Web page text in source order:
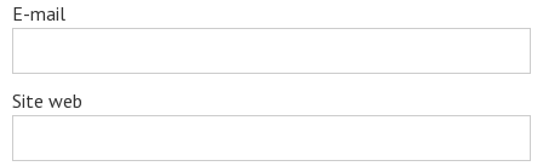
E-mail
Site web